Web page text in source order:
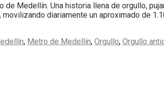
Medellín. Una historia llena de orgullo,
diariamente un aproximado de
, Metro de Medellín, Orgullo, Orgullo